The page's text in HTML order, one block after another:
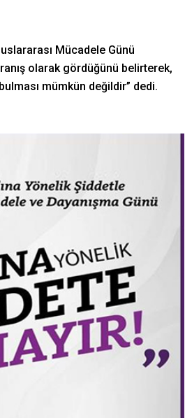
Mücadele Günü
olarak gördüğünü belirterek,
mümkün değildir” dedi.